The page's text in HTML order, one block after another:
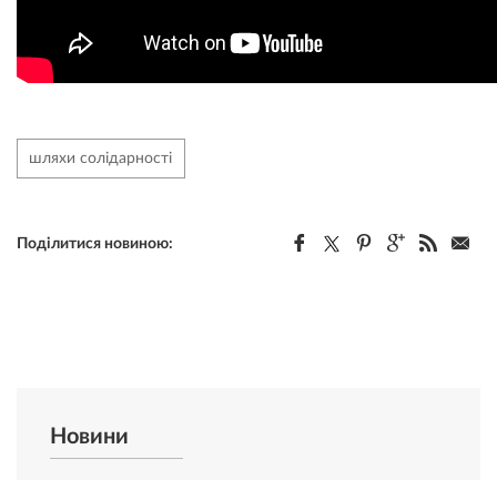
шляхи солідарності
Поділитися новиною:
Новини